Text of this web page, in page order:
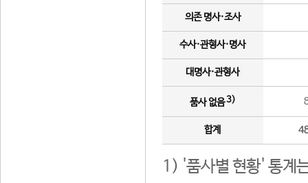
의존 명사·조사
수사·관형사·명사
대명사·관형사
품사 없음3)
합계
1) '품사별 현황' 통계